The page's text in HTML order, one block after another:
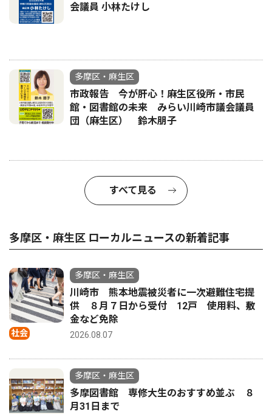
会議員 小林たけし
多摩区・麻生区
市政報告 今が肝心！麻生区役所・市民
館・図書館の未来 みらい川崎市議会議員
団（麻生区） 鈴木朋子
すべて見る
多摩区・麻生区 ローカルニュースの新着記事
社会
多摩区・麻生区
川崎市 熊本地震被災者に一次避難住宅提
供 ８月７日から受付 12戸 使用料、敷
金など免除
2026.08.07
多摩区・麻生区
多摩図書館 専修大生のおすすめ並ぶ ８
月31日まで